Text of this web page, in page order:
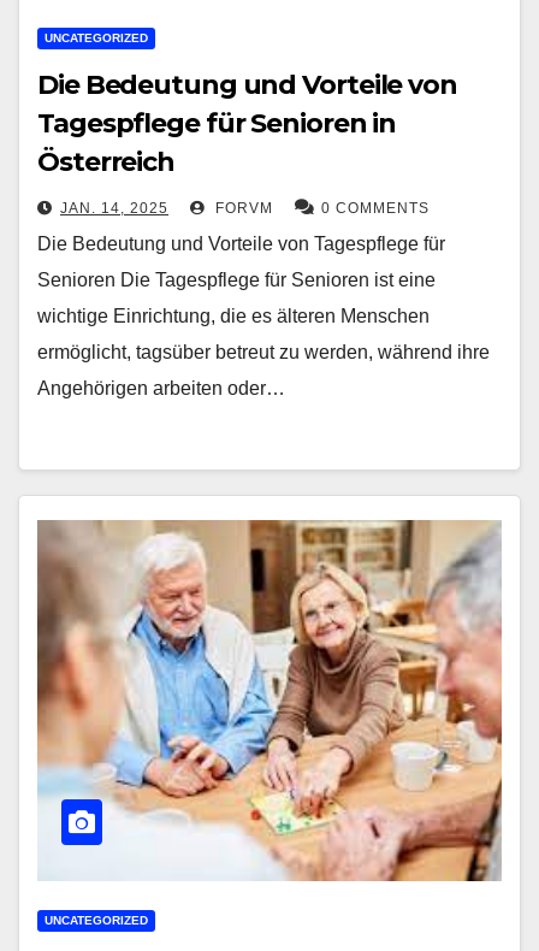
UNCATEGORIZED
Die Bedeutung und Vorteile von
Tagespflege für Senioren in
Österreich
JAN. 14, 2025 FORVM 0 COMMENTS
Die Bedeutung und Vorteile von Tagespflege für
Senioren Die Tagespflege für Senioren ist eine
wichtige Einrichtung, die es älteren Menschen
ermöglicht, tagsüber betreut zu werden, während ihre
Angehörigen arbeiten oder…
UNCATEGORIZED